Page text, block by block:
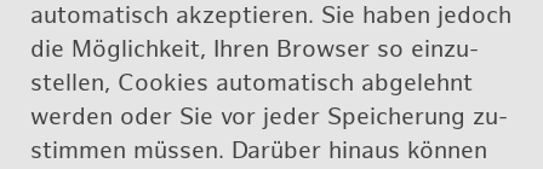
au­to­ma­tisch ak­zep­tie­ren. Sie haben je­doch
die Mög­lich­keit, Ihren Brow­ser so ein­zu­
stel­len, Coo­kies au­to­ma­tisch ab­ge­lehnt
wer­den oder Sie vor jeder Spei­che­rung zu­
stim­men müs­sen. Dar­über hin­aus kön­nen